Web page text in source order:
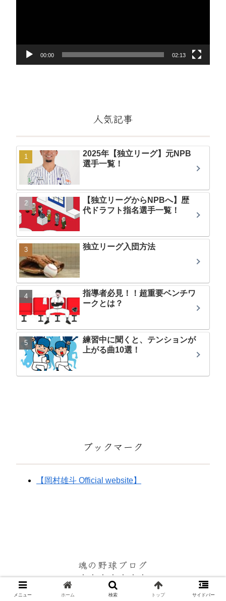
ー
00:00 02:13
人気記事
2025年【独立リーグ】元NPB
選手一覧！
【独立リーグからNPBへ】歴
代ドラフト指名選手一覧！
独立リーグ入団方法
指導者必見！！超重要ベンチワ
ークとは？
練習中に聞くと、テンションが
上がる曲10選！
ブックマーク
【岡村雄斗 Official website】
魂の野球ブログ
© 2022-2026 魂の野球ブログ.
メニュー ホーム 検索 トップ サイドバー